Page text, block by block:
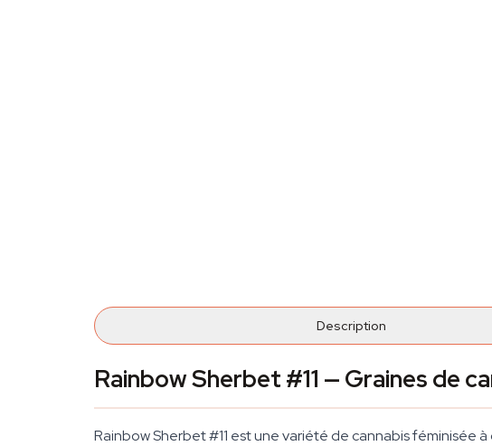
Description
Rainbow Sherbet #11 — Graines de
Rainbow Sherbet #11 est une variété de cannabis